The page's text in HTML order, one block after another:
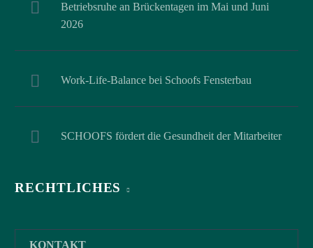
Betriebsruhe an Brückentagen im Mai und Juni
2026
Work-Life-Balance bei Schoofs Fensterbau
SCHOOFS fördert die Gesundheit der Mitarbeiter
RECHTLICHES
KONTAKT